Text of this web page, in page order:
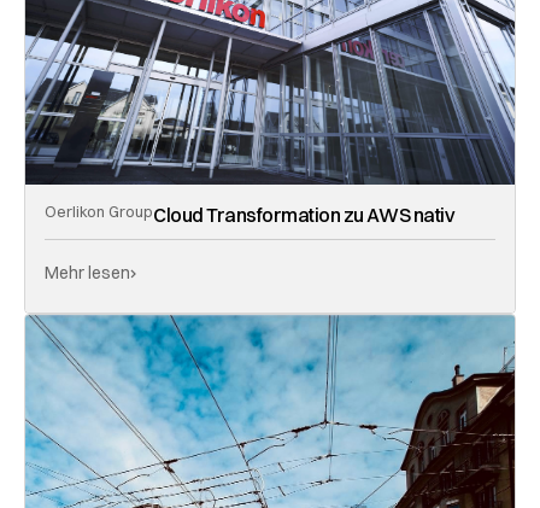
Oerlikon GroupCloud Transformation zu AWS nativ
Mehr lesen